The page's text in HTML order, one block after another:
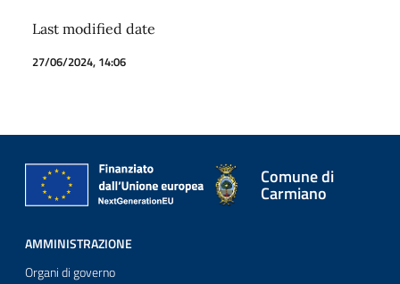
Last modified date
27/06/2024, 14:06
Comune di
Carmiano
AMMINISTRAZIONE
Organi di governo